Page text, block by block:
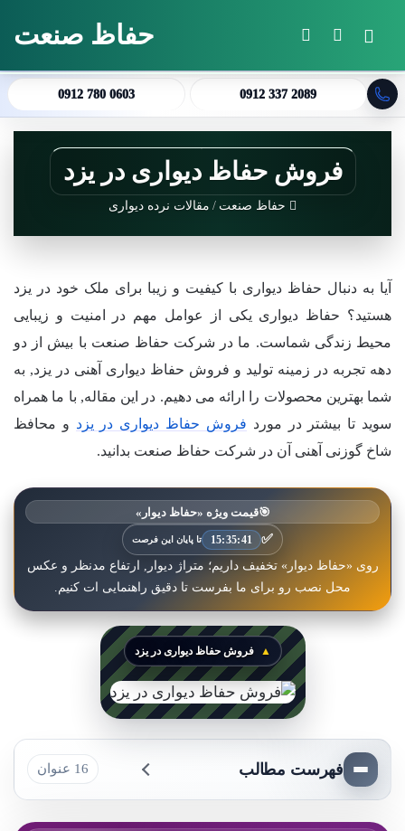
جستجو برای حفاظ صنعت
0912 780 0603 0912 337 2089
فروش حفاظ دیواری در یزد
حفاظ صنعت / مقالات نرده دیواری
آیا به دنبال حفاظ دیواری با کیفیت و زیبا برای ملک خود در یزد
هستید؟ حفاظ دیواری یکی از عوامل مهم در امنیت و زیبایی
محیط زندگی شماست. ما در شرکت حفاظ صنعت با بیش از دو
دهه تجربه در زمینه تولید و فروش حفاظ دیواری آهنی در یزد, به
شما بهترین محصولات را ارائه می دهیم. در این مقاله, با ما همراه
سوید تا بیشتر در مورد فروش حفاظ دیواری در یزد و محافظ
شاخ گوزنی آهنی آن در شرکت حفاظ صنعت بدانید.
🎯قیمت ویژه «حفاظ دیوار»
✅
15:35:39 تا پایان این فرصت
روی «حفاظ دیوار» تخفیف داریم؛ متراژ دیوار, ارتفاع مدنظر و عکس
محل نصب رو برای ما بفرست تا دقیق راهنمایی ات کنیم.
فروش حفاظ دیواری در یزد
فهرست مطالب 16 عنوان